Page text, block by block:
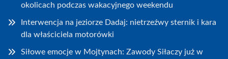
okolicach podczas wakacyjnego weekendu
Interwencja na jeziorze Dadaj: nietrzeźwy sternik i kara
dla właściciela motorówki
Siłowe emocje w Mojtynach: Zawody Siłaczy już w